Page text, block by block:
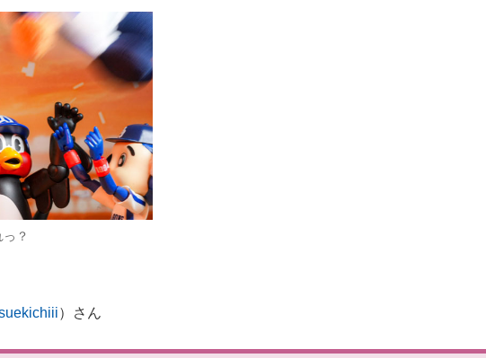
？
）さん